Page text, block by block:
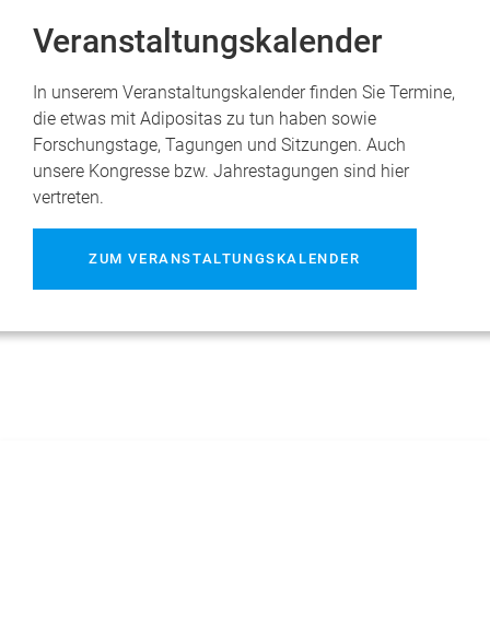
Veranstaltungskalender
In unserem Veranstaltungskalender finden Sie Termine,
die etwas mit Adipositas zu tun haben sowie
Forschungstage, Tagungen und Sitzungen. Auch
unsere Kongresse bzw. Jahrestagungen sind hier
vertreten.
ZUM VERANSTALTUNGSKALENDER